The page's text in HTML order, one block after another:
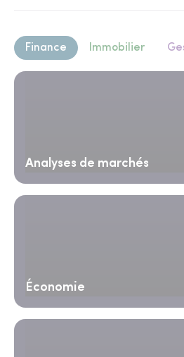
Finance Immobilier
Analyses de marchés
Économie